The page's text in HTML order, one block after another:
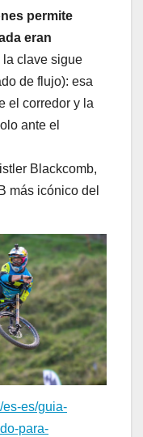
permite
eran
la clave sigue
de flujo): esa
el corredor y la
ante el
Blackcomb,
más icónico del
es-es/guia-
para-